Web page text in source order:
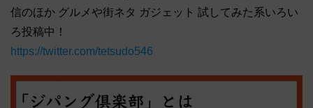
信のほか グルメや街ネタ ガジェット 試してみた系いろい
ろ投稿中！
https://twitter.com/tetsudo546